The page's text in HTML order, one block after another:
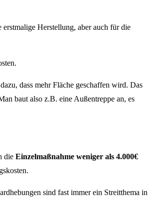
Herstellung, aber auch für die
dass mehr Fläche geschaffen wird. Das
baut also z.B. eine Außentreppe an, es
die Einzelmaßnahme weniger als 4.000€
sind fast immer ein Streitthema in